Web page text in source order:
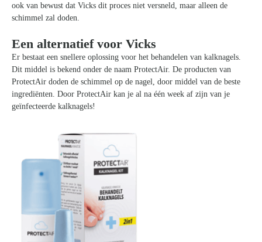
ook van bewust dat Vicks dit proces niet versneld, maar alleen de
schimmel zal doden.
Een alternatief voor Vicks
Er bestaat een snellere oplossing voor het behandelen van kalknagels.
Dit middel is bekend onder de naam ProtectAir. De producten van
ProtectAir doden de schimmel op de nagel, door middel van de beste
ingrediënten. Door ProtectAir kan je al na één week af zijn van je
geïnfecteerde kalknagels!